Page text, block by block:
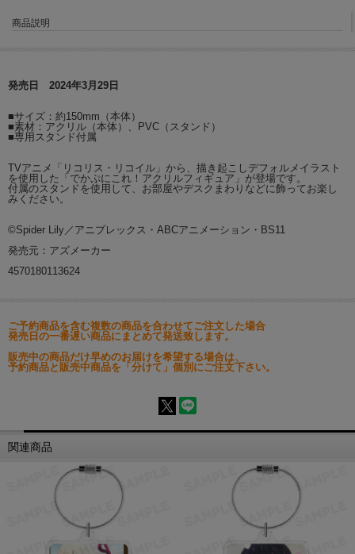
商品説明
発売日 2024年3月29日
■サイズ：約150mm（本体）
■素材：アクリル（本体）、PVC（スタンド）
■専用スタンド付属
TVアニメ「リコリス・リコイル」から、描き起こしデフォルメイラスト
を使用した「でかぷにこれ！アクリルフィギュア」が登場です。
付属のスタンドを使用して、お部屋やデスクまわりなどに飾ってお楽し
みください。
©Spider Lily／アニプレックス・ABCアニメーション・BS11
発売元：アズメーカー
4570180113624
ご予約商品を含む複数の商品を合わせてご注文した場合
発売日の一番遅い商品にまとめて発送致します。
販売中の商品だけ早めのお届けを希望する場合は、
予約商品と販売中商品を「分けて」個別にご注文下さい。
関連商品